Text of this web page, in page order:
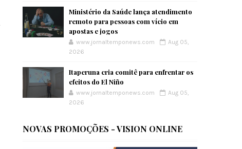
Ministério da Saúde lança atendimento
remoto para pessoas com vício em
apostas e jogos
www.jornaltemponews.com
Aug 05,
2026
Itaperuna cria comitê para enfrentar os
efeitos do El Niño
www.jornaltemponews.com
Aug 05,
2026
NOVAS PROMOÇÕES - VISION ONLINE